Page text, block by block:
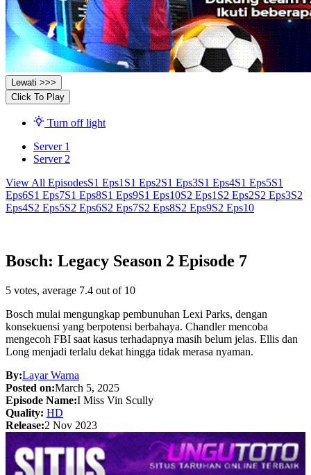
Lewati >>>
Click To Play
Turn off light
Server 1
Server 2
View All EpisodesS1 Eps1 S1 Eps2S1 Eps3S1 Eps4S1 Eps5S1
Eps6S1 Eps7S1 Eps8S1 Eps9S1 Eps10S2 Eps1 S2 Eps2S2 Eps3S2
Eps4S2 Eps5S2 Eps6S2 Eps7S2 Eps8S2 Eps9S2 Eps10
Bosch: Legacy Season 2 Episode 7
5 votes, average 7.4 out of 10
Bosch mulai mengungkap pembunuhan Lexi Parks, dengan
konsekuensi yang berpotensi berbahaya. Chandler mencoba
mengecoh FBI saat kasus terhadapnya masih belum jelas. Ellis dan
Long menjadi terlalu dekat hingga tidak merasa nyaman.
By:Layar Warna
Posted on:March 5, 2025
Episode Name:I Miss Vin Scully
Quality: HD
Release:2 Nov 2023